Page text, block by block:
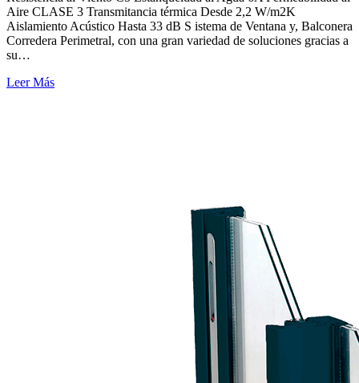
Aire CLASE 3 Transmitancia térmica Desde 2,2 W/m2K
Aislamiento Acústico Hasta 33 dB S istema de Ventana y, Balconera
Corredera Perimetral, con una gran variedad de soluciones gracias a
su…
Leer Más